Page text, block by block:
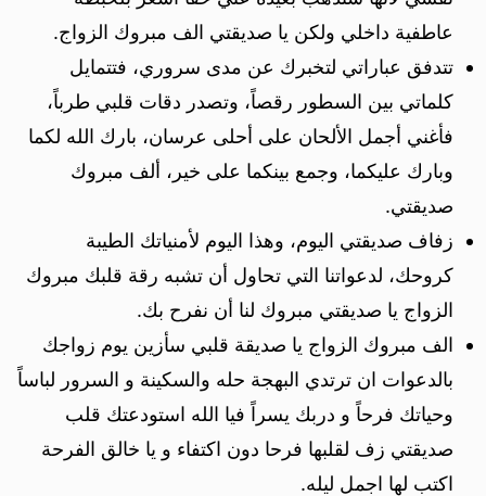
عاطفية داخلي ولكن يا صديقتي الف مبروك الزواج.
تتدفق عباراتي لتخبرك عن مدى سروري، فتتمايل
كلماتي بين السطور رقصاً، وتصدر دقات قلبي طرباً،
فأغني أجمل الألحان على أحلى عرسان، بارك الله لكما
وبارك عليكما، وجمع بينكما على خير، ألف مبروك
صديقتي.
زفاف صديقتي اليوم، وهذا اليوم لأمنياتك الطيبة
كروحك، لدعواتنا التي تحاول أن تشبه رقة قلبك مبروك
الزواج يا صديقتي مبروك لنا أن نفرح بك.
الف مبروك الزواج يا صديقة قلبي سأزين يوم زواجك
بالدعوات ان ترتدي البهجة حله والسكينة و السرور لباساً
وحياتك فرحاً و دربك يسراً فيا الله استودعتك قلب
صديقتي زف لقلبها فرحا دون اكتفاء و يا خالق الفرحة
اكتب لها اجمل ليله.